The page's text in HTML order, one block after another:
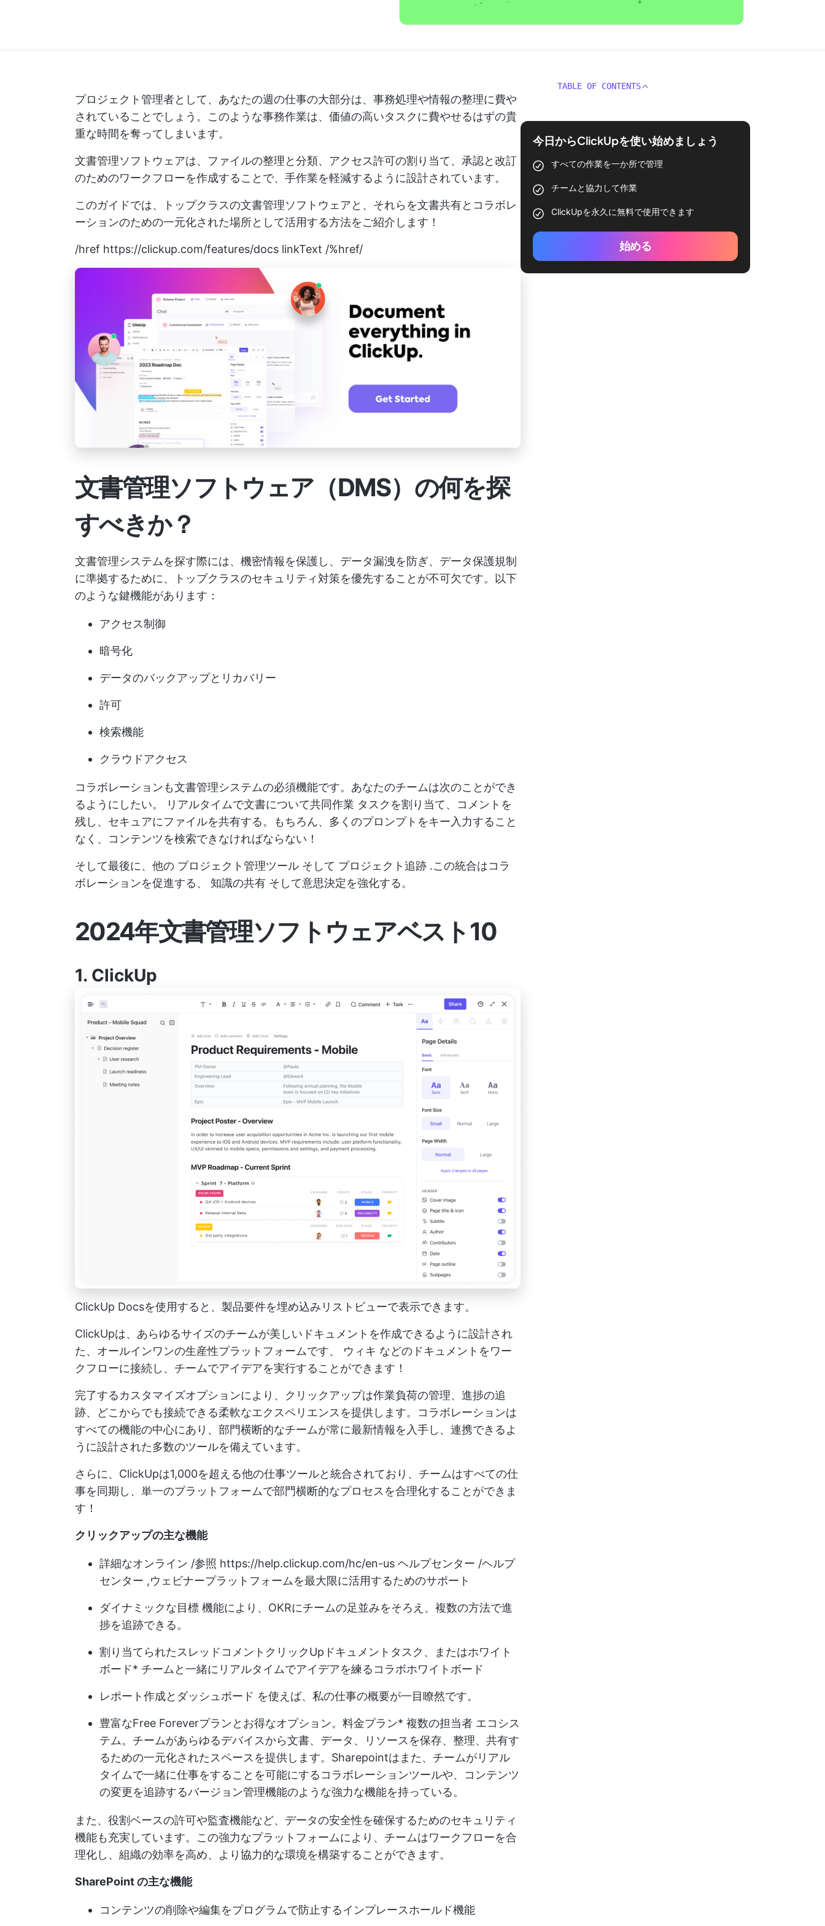
プロジェクト管理者として、あなたの週の仕事の大部分は、事務処理や情報の整理に費や
されていることでしょう。このような事務作業は、価値の高いタスクに費やせるはずの貴
重な時間を奪ってしまいます。
文書管理ソフトウェアは、ファイルの整理と分類、アクセス許可の割り当て、承認と改訂
のためのワークフローを作成することで、手作業を軽減するように設計されています。
このガイドでは、トップクラスの文書管理ソフトウェアと、それらを文書共有とコラボレ
ーションのための一元化された場所として活用する方法をご紹介します！
/href https://clickup.com/features/docs linkText /%href/
文書管理ソフトウェア（DMS）の何を探
すべきか？
文書管理システムを探す際には、機密情報を保護し、データ漏洩を防ぎ、データ保護規制
に準拠するために、トップクラスのセキュリティ対策を優先することが不可欠です。以下
のような鍵機能があります：
アクセス制御
暗号化
データのバックアップとリカバリー
許可
検索機能
クラウドアクセス
コラボレーションも文書管理システムの必須機能です。あなたのチームは次のことができ
るようにしたい。
リアルタイムで文書について共同作業 タスクを割り当て、コメントを
残し、セキュアにファイルを共有する。もちろん、多くのプロンプトをキー入力すること
なく、コンテンツを検索できなければならない！
そして最後に、他の プロジェクト管理ツール そして プロジェクト追跡 .この統合はコラ
ボレーションを促進する、 知識の共有 そして意思決定を強化する。
2024年文書管理ソフトウェアベスト10
1. ClickUp
ClickUp Docsを使用すると、製品要件を埋め込みリストビューで表示できます。
ClickUpは、あらゆるサイズのチームが美しいドキュメントを作成できるように設計され
た、オールインワンの生産性プラットフォームです、 ウィキ などのドキュメントをワー
クフローに接続し、チームでアイデアを実行することができます！
完了するカスタマイズオプションにより、クリックアップは作業負荷の管理、進捗の追
跡、どこからでも接続できる柔軟なエクスペリエンスを提供します。コラボレーションは
すべての機能の中心にあり、部門横断的なチームが常に最新情報を入手し、連携できるよ
うに設計された多数のツールを備えています。
さらに、ClickUpは1,000を超える他の仕事ツールと統合されており、チームはすべての仕
事を同期し、単一のプラットフォームで部門横断的なプロセスを合理化することができま
す！
クリックアップの主な機能
詳細なオンライン /参照 https://help.clickup.com/hc/en-us ヘルプセンター /ヘルプ
センター ,ウェビナープラットフォームを最大限に活用するためのサポート
ダイナミックな目標 機能により、OKRにチームの足並みをそろえ、複数の方法で進
捗を追跡できる。
割り当てられたスレッドコメント クリックUpドキュメント タスク、またはホワイト
ボード* チームと一緒にリアルタイムでアイデアを練るコラボホワイトボード
レポート作成と ダッシュボード を使えば、私の仕事の概要が一目瞭然です。
豊富なFree Foreverプランとお得なオプション。 料金プラン* 複数の担当者 エコシス
テム。チームがあらゆるデバイスから文書、データ、リソースを保存、整理、共有す
るための一元化されたスペースを提供します。Sharepointはまた、チームがリアル
タイムで一緒に仕事をすることを可能にするコラボレーションツールや、コンテンツ
の変更を追跡するバージョン管理機能のような強力な機能を持っている。
また、役割ベースの許可や監査機能など、データの安全性を確保するためのセキュリティ
機能も充実しています。この強力なプラットフォームにより、チームはワークフローを合
理化し、組織の効率を高め、より協力的な環境を構築することができます。
SharePoint の主な機能
コンテンツの削除や編集をプログラムで防止するインプレースホールド機能
TABLE OF CONTENTS
今日からClickUpを使い始めましょう
すべての作業を一か所で管理
チームと協力して作業
ClickUpを永久に無料で使用できます
始める